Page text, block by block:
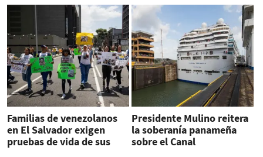
Familias de venezolanos
en El Salvador exigen
pruebas de vida de sus
Presidente Mulino reitera
la soberanía panameña
sobre el Canal